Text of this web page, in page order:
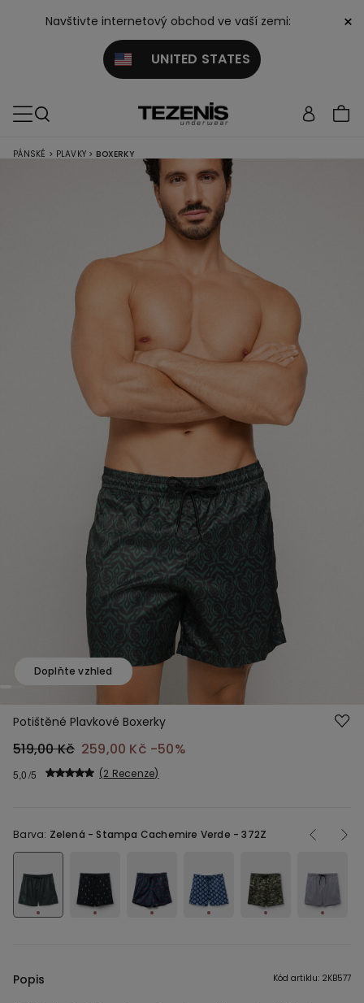
Navštivte internetový obchod ve vaší zemi:
UNITED STATES
×
PÁNSKÉ > PLAVKY > BOXERKY
Doplňte vzhled
Potištěné Plavkové Boxerky
519,00 Kč 259,00 Kč -50%
5,0 2 Recenze
Barva: Zelená -Stampa Cachemire Verde - 372Z
Popis Kód artiklu: 2KB577